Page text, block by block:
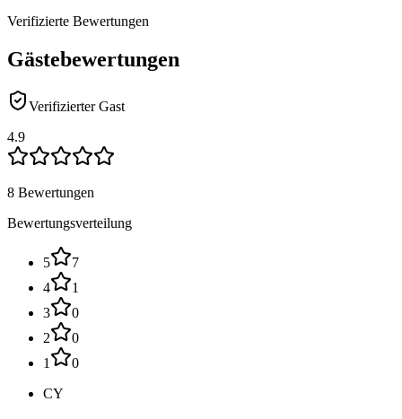
Verifizierte Bewertungen
Gästebewertungen
Verifizierter Gast
4.9
8 Bewertungen
Bewertungsverteilung
5
7
4
1
3
0
2
0
1
0
CY